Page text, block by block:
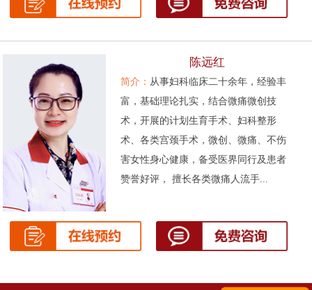
陈远红
简介： 从事妇科临床二十余年，经验丰
富，基础理论扎实，结合微痛微创技
术，开展的计划生育手术、妇科整形
术、各类宫颈手术，微创、微痛、不伤
害女性身心健康，备受医界同行及患者
赞誉好评， 擅长各类微痛人流手...